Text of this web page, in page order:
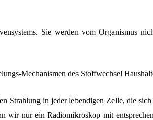
Sie werden vom Organismus
Mechanismen des Stoffwechsel
Strahlung in jeder lebendigen Zelle, die
wir nur ein Radiomikroskop mit